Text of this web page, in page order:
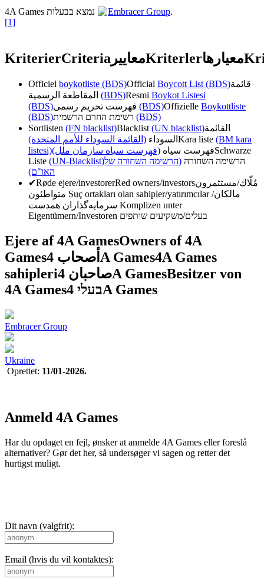
Embracer Group.
[1]
KriterierCriteria معاييرKriterlerمعیارها
Officiel boykotliste (BDS)Official Boycott List (BDS)قائمة
(BDS)Resmi Boykot Listesi
(BDS)
(BDS)Offizielle Boykottliste
(BDS)
(BDS)
Sortlisten (FN blacklist)Blacklist (UN blacklist)القائمة
السوداء (القائمة السوداء للأمم المتحدة) Kara liste (BM kara
listesi)
فهرست سیاه (فهرست سیاه سازمان ملل)
Schwarze
Liste (UN-Blacklist) הרשימה השחורה (הרשימה השחורה של
האו"ם)
✔Røde ejere/investorerRed owners/investorsمُلّاك/مستثمرون
Suç ortakları olan sahipler/yatırımcılarمالکان/
Komplizen unter
Eigentümern/Investoren בעלים/משקיעים שותפים
Ejere af 4A GamesOwners of 4A
Games
أصحاب 4A Games4A Games
sahipleri
صاحبان 4A GamesBesitzer von
4A Games
בעלי 4A Games
Embracer Group
Ukraine
Oprettet: 11/01-2026.
Anmeld 4A Games
Har du opdaget en fejl, ønsker at anmelde 4A Games eller foreslå
alternativer? Gør det her, så undersøger vi sagen og retter det
hurtigst muligt.
Dit navn (valgfrit):
Email (hvis du vil kontaktes):